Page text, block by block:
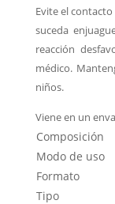
Evite el
suceda
reacción
médico.
niños.
Viene en un
Composición
Modo de uso
Formato
Tipo